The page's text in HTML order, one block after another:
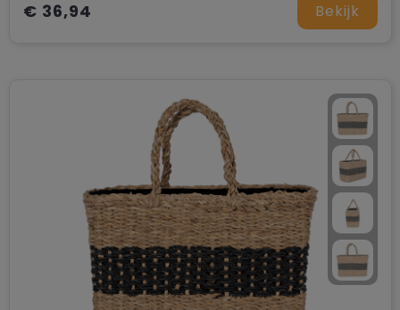
€ 36,94 Bekijk